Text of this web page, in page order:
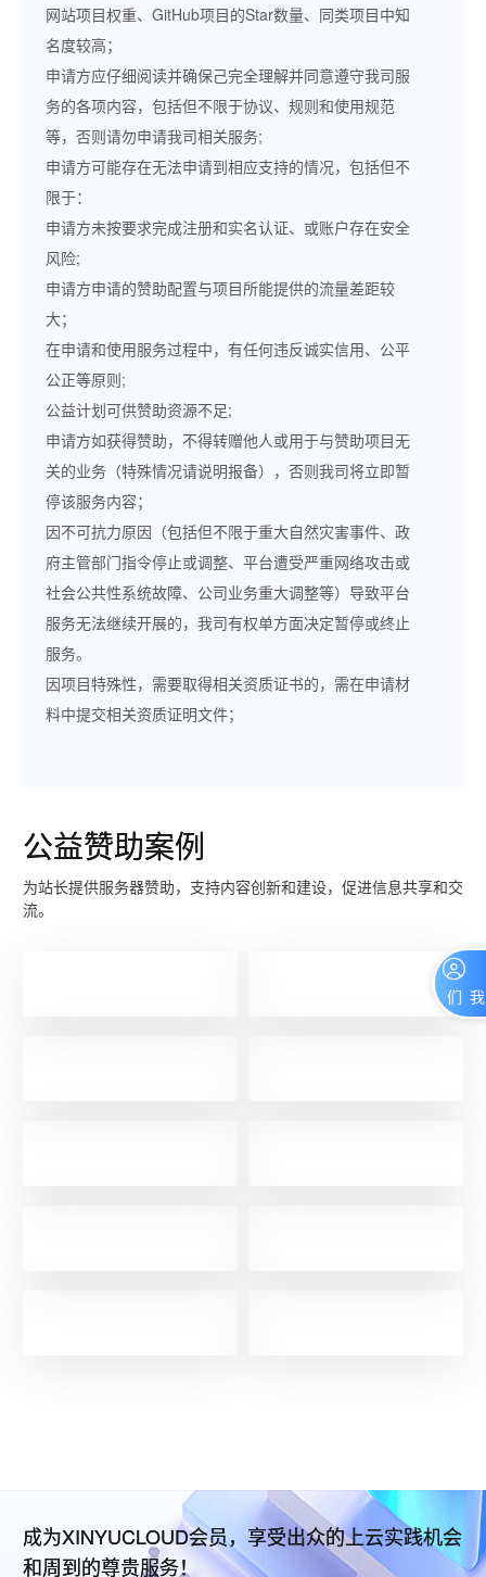
网站项目权重、GitHub项目的Star数量、同类项目中知
名度较高；
申请方应仔细阅读并确保己完全理解并同意遵守我司服
务的各项内容，包括但不限于协议、规则和使用规范
等，否则请勿申请我司相关服务;
申请方可能存在无法申请到相应支持的情况，包括但不
限于：
申请方未按要求完成注册和实名认证、或账户存在安全
风险;
申请方申请的赞助配置与项目所能提供的流量差距较
大；
在申请和使用服务过程中，有任何违反诚实信用、公平
公正等原则;
公益计划可供赞助资源不足;
申请方如获得赞助，不得转赠他人或用于与赞助项目无
关的业务（特殊情况请说明报备），否则我司将立即暂
停该服务内容；
因不可抗力原因（包括但不限于重大自然灾害事件、政
府主管部门指令停止或调整、平台遭受严重网络攻击或
社会公共性系统故障、公司业务重大调整等）导致平台
服务无法继续开展的，我司有权单方面决定暂停或终止
服务。
因项目特殊性，需要取得相关资质证书的，需在申请材
料中提交相关资质证明文件；
公益赞助案例
为站长提供服务器赞助，支持内容创新和建设，促进信息共享和交
流。
成为XINYUCLOUD会员，享受出众的上云实践机会
和周到的尊贵服务！
联系我们